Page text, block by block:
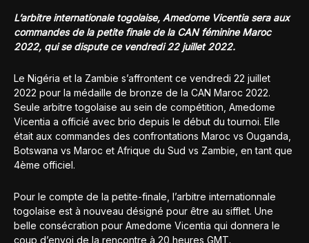
L’arbitre internationale togolaise, Amedome Vicentia sera aux
commandes de la petite finale de la CAN féminine Maroc
2022, qui se dispute ce vendredi 22 juillet 2022.
Le Nigéria et la Zambie s’affrontent ce vendredi 22 juillet
2022 pour la médaille de bronze de la CAN Maroc 2022.
Seule arbitre togolaise au sein de compétition, Amedome
Vicentia a officié avec brio depuis le début du tournoi. Elle
était aux commandes des confrontations Maroc vs Ouganda,
Botswana vs Maroc et Afrique du Sud vs Zambie, en tant que
4ème officiel.
Pour le compte de la petite-finale, l’arbitre internationnale
togolaise est à nouveau désigné pour être au sifflet. Une
belle consécration pour Amedome Vicentia qui donnera le
coup d’envoi de la rencontre à 20 heures GMT.